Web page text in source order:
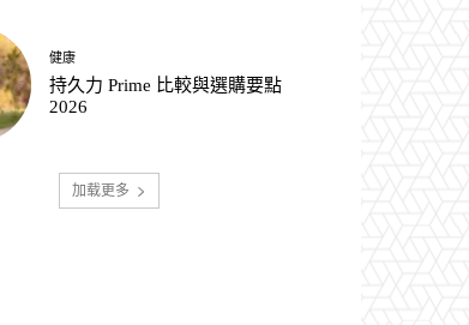
健康
持久力 Prime 比較與選購要點
2026
加载更多